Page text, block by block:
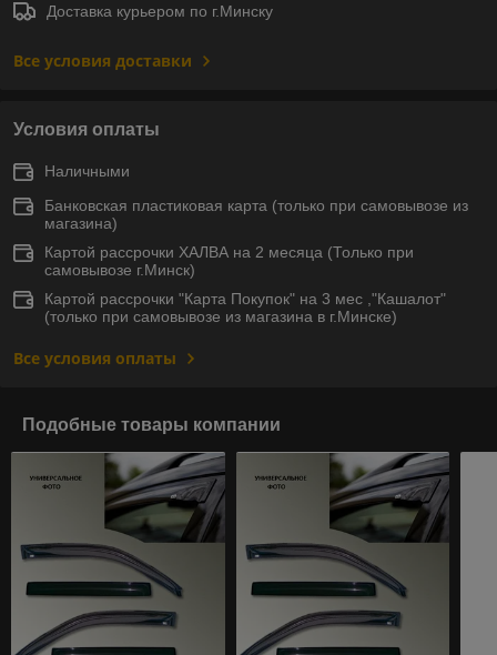
Доставка курьером по г.Минску
Все условия доставки
Условия оплаты
Наличными
Банковская пластиковая карта (только при самовывозе из
магазина)
Картой рассрочки ХАЛВА на 2 месяца (Только при
самовывозе г.Минск)
Картой рассрочки "Карта Покупок" на 3 мес ,"Кашалот"
(только при самовывозе из магазина в г.Минске)
Все условия оплаты
Подобные товары компании